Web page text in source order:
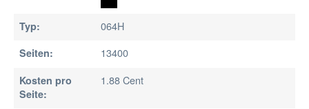
Typ: 064H
Seiten: 13400
Kosten pro
Seite:
1.88 Cent